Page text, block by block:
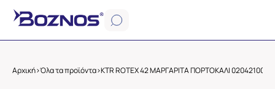
Αρχική>Όλα τα προϊόντα>KTR ROTEX 42 ΜΑΡΓΑΡΙΤΑ ΠΟΡΤΟΚΑΛΙ